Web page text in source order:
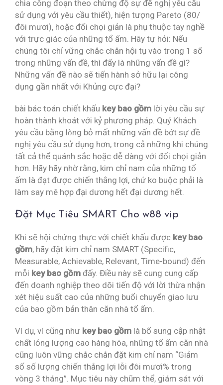
chia công đoạn theo chừng độ sự đề nghị yêu cầu
sử dụng với yêu cầu thiết), hiện tượng Pareto (80/
đôi mươi), hoặc đối chọi giản là phụ thuộc tay nghề
với trực giác của những tổ ấm. Hãy tự hỏi: Nếu
chúng tôi chỉ vững chắc chắn hội tụ vào trong 1 số
trong những vấn đề, thì đấy là những vấn đề gì?
Những vấn đề nào sẽ tiến hành sở hữu lại công
dụng gần nhất với Khủng cực đại?
bài bác toán chiết khấu key bao gồm lời yêu cầu sự
hoàn thành khoát với kỷ phương pháp. Quý Khách
yêu cầu bằng lòng bỏ mất những vấn đề bớt sự đề
nghị yêu cầu sử dụng hơn, trong cả những khi chúng
tất cả thể quánh sắc hoặc dễ dàng với đối chọi giản
hơn. Hãy hãy nhờ rằng, kim chỉ nam của những tổ
ấm là đạt được chiến thắng lợi, chứ ko buộc phải là
làm say mê hợp đại dương hết đại dương hết.
Đặt Mục Tiêu SMART Cho w88 vip
Khi sẽ hội chứng thực với chiết khấu được key bao
gồm, hãy đặt kim chỉ nam SMART (Specific,
Measurable, Achievable, Relevant, Time-bound) đến
mỗi key bao gồm đấy. Điều này sẽ cung cung cấp
đến doanh nghiệp theo dõi tiến độ với lời thừa nhận
xét hiệu suất cao của những buổi chuyển giao lưu
của bao gồm bản thân căn nhà tổ ấm.
Ví dụ, ví cũng như key bao gồm là bổ sung cập nhật
chất lỏng lượng cao hàng hóa, những tổ ấm căn nhà
cũng luôn vững chắc chắn đặt kim chỉ nam “Giảm
số số lượng chiến thắng lợi lỗi đôi mươi% trong
vòng 3 tháng”. Mục tiêu này chũm thể, giám sát với